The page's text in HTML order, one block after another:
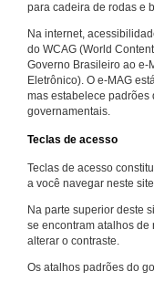
para cadeira de rodas e
Na internet,
do WCAG (World
Governo Brasileiro ao e-
Eletrônico). O e-MAG
mas estabelece padrões
governamentais.
Teclas de acesso
Teclas de acesso
a você navegar neste
Na parte superior deste
se encontram atalhos
alterar o contraste.
Os atalhos padrões do